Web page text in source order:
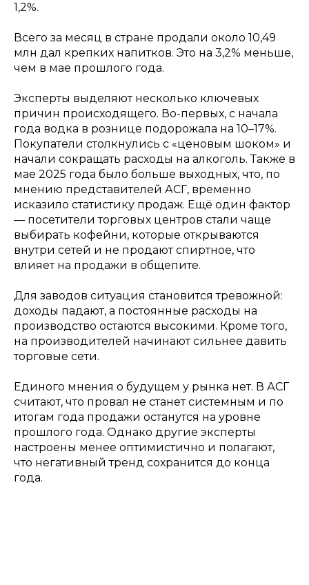
1,2%.
Всего за месяц в стране продали около 10,49
млн дал крепких напитков. Это на 3,2% меньше,
чем в мае прошлого года.
Эксперты выделяют несколько ключевых
причин происходящего. Во-первых, с начала
года водка в рознице подорожала на 10–17%.
Покупатели столкнулись с «ценовым шоком» и
начали сокращать расходы на алкоголь. Также в
мае 2025 года было больше выходных, что, по
мнению представителей АСГ, временно
исказило статистику продаж. Ещё один фактор
— посетители торговых центров стали чаще
выбирать кофейни, которые открываются
внутри сетей и не продают спиртное, что
влияет на продажи в общепите.
Для заводов ситуация становится тревожной:
доходы падают, а постоянные расходы на
производство остаются высокими. Кроме того,
на производителей начинают сильнее давить
торговые сети.
Единого мнения о будущем у рынка нет. В АСГ
считают, что провал не станет системным и по
итогам года продажи останутся на уровне
прошлого года. Однако другие эксперты
настроены менее оптимистично и полагают,
что негативный тренд сохранится до конца
года.